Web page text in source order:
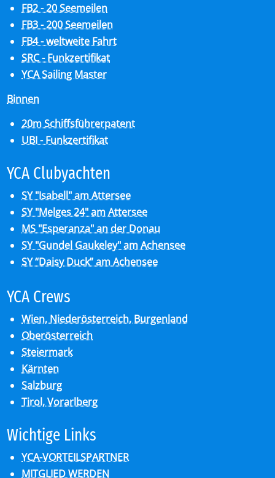
FB2 - 20 Seemeilen
FB3 - 200 Seemeilen
FB4 - weltweite Fahrt
SRC - Funkzertifikat
YCA Sailing Master
Binnen
20m Schiffsführerpatent
UBI - Funkzertifikat
YCA Club­y­ach­ten
SY "Isabell" am Attersee
SY "Melges 24" am Attersee
MS "Esperanza" an der Donau
SY "Gundel Gaukeley" am Achensee
SY “Daisy Duck” am Achensee
YCA Crews
Wien, Niederösterreich, Burgenland
Oberösterreich
Steiermark
Kärnten
Salzburg
Tirol, Vorarlberg
Wich­ti­ge Links
YCA-VORTEILSPARTNER
MITGLIED WERDEN